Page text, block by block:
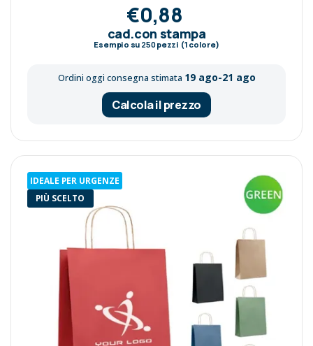
€0,88
cad.con stampa
Esempio su 250pezzi (1 colore)
Ordini oggi consegna stimata 19 ago-21 ago
Calcola il prezzo
IDEALE PER URGENZE
PIÙ SCELTO